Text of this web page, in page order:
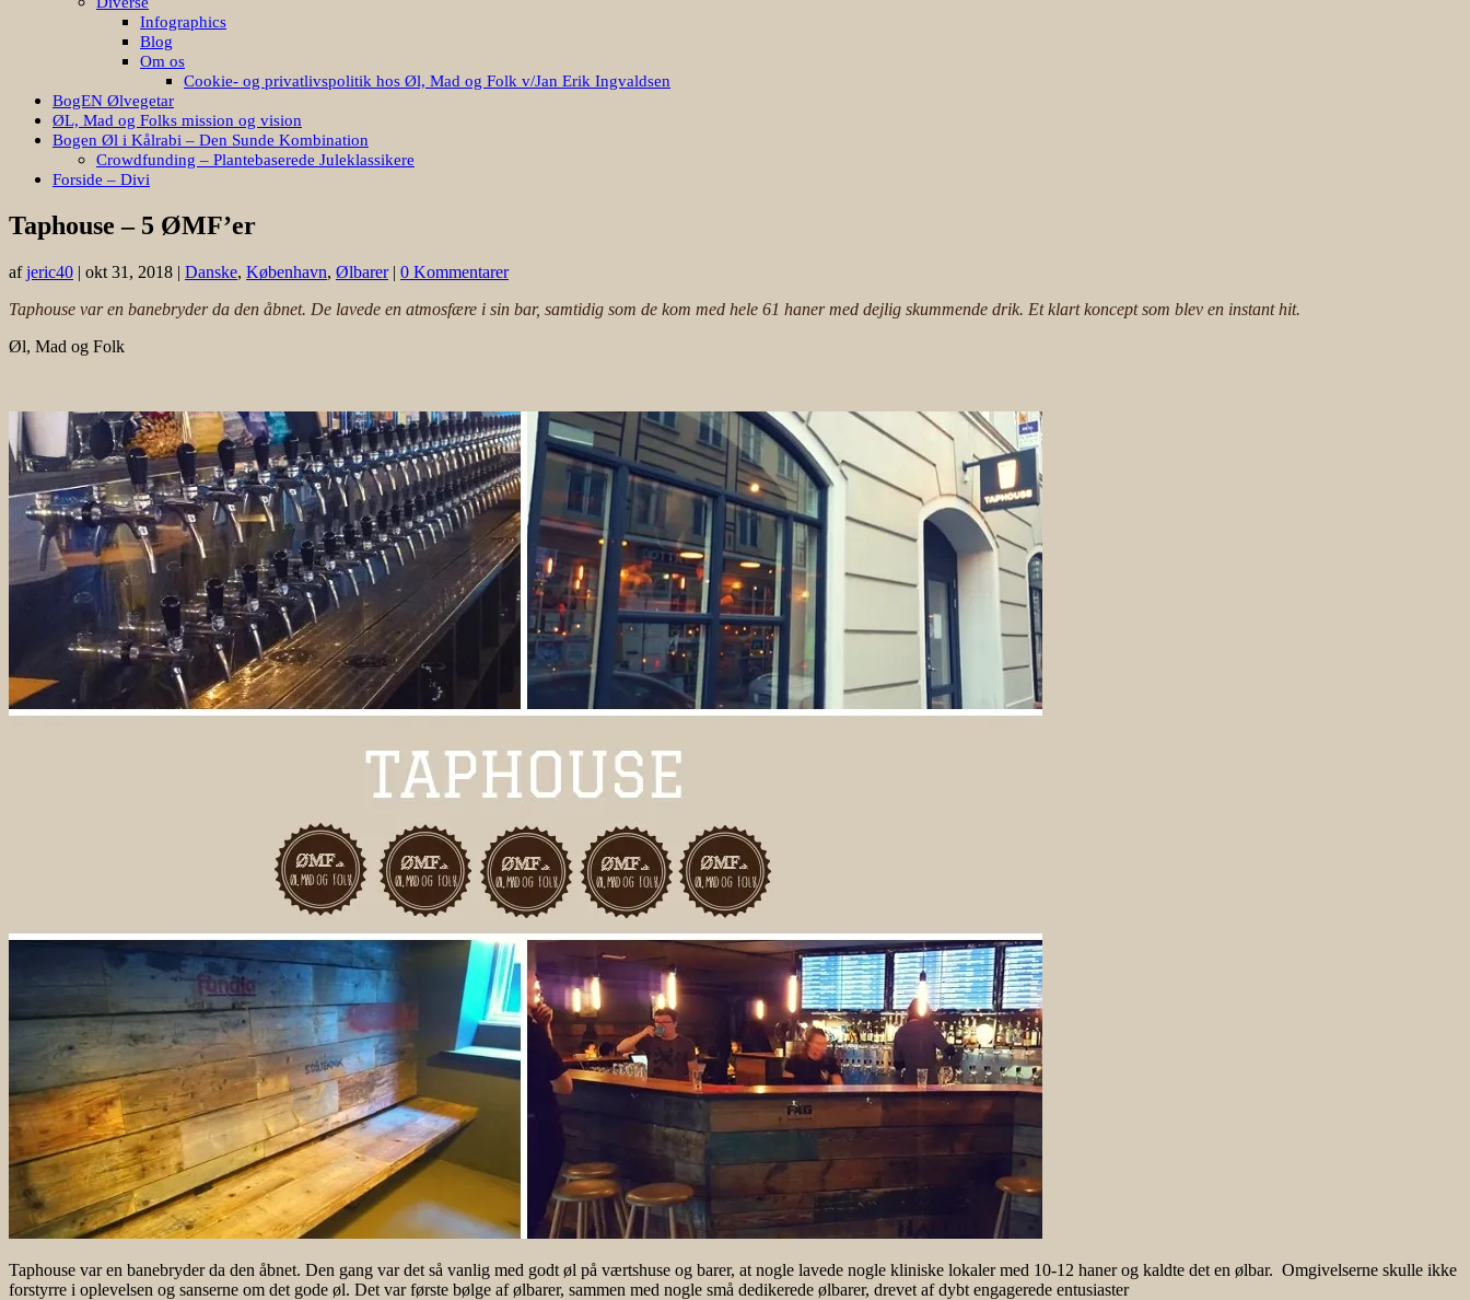
Infographics
Blog
Om os
Cookie- og privatlivspolitik hos Øl, Mad og Folk v/Jan Erik Ingvaldsen
BogEN Ølvegetar
ØL, Mad og Folks mission og vision
Bogen Øl i Kålrabi – Den Sunde Kombination
Crowdfunding – Plantebaserede Juleklassikere
Forside – Divi
Taphouse – 5 ØMF’er
afjeric40 | okt 31, 2018 | Danske, København, Ølbarer| 0 Kommentarer
Taphouse var en banebryder da den åbnet. De lavede en atmosfære i sin bar, samtidig som de kom med hele 61 haner med dejlig skummende drik. Et klart koncept som blev en instant hit.
Øl, Mad og Folk
Taphouse var en banebryder da den åbnet. Den gang var det så vanlig med godt øl på værtshuse og barer, at nogle lavede nogle kliniske lokaler med 10-12 haner og kaldte det en ølbar. Omgivelserne skulle ikke
forstyrre i oplevelsen og sanserne om det gode øl. Det var første bølge af ølbarer, sammen med nogle små dedikerede ølbarer, drevet af dybt engagerede entusiaster